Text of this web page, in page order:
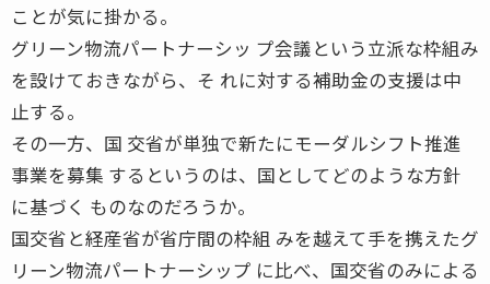
ことが気に掛かる。
グリーン物流パートナーシッ プ会議という立派な枠組み
を設けておきながら、そ れに対する補助金の支援は中
止する。
その一方、国 交省が単独で新たにモーダルシフト推進
事業を募集 するというのは、国としてどのような方針
に基づく ものなのだろうか。
国交省と経産省が省庁間の枠組 みを越えて手を携えたグ
リーン物流パートナーシップ に比べ、国交省のみによる